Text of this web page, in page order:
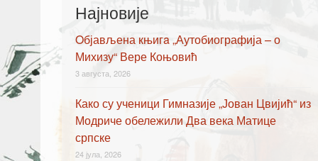
Најновије
Oбјављена књигa „Аутобиографија – о
Михизу“ Вере Коњовић
3 августа, 2026
Како су ученици Гимназије „Јован Цвијић“ из
Модриче обележили Два века Матице
српске
24 јула, 2026